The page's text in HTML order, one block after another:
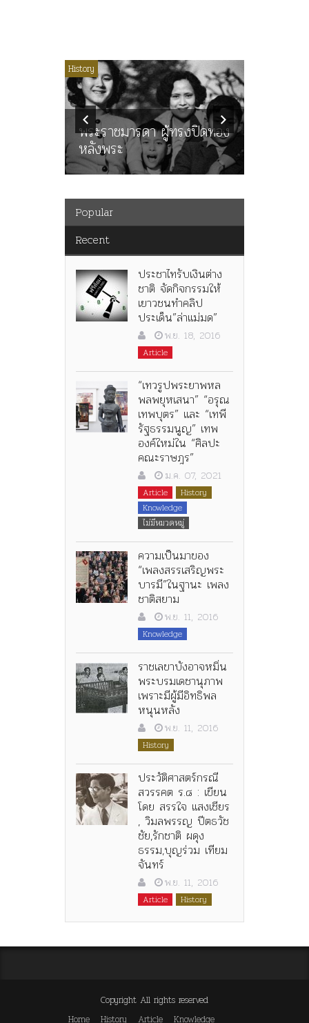
History
พระราชมารดา ผู้ทรงปิดทอง
หลังพระ
Popular
Recent
ประชาไทรับเงินต่าง
ชาติ จัดกิจกรรมให้
เยาวชนทำคลิป
ประเด็น”ล่าแม่มด”
พ.ย. 18, 2016
Article
“เทวรูปพระยาพหล
พลพยุหเสนา” “อรุณ
เทพบุตร” และ “เทพี
รัฐธรรมนูญ” เทพ
องค์ใหม่ใน “ศิลปะ
คณะราษฎร”
ม.ค. 07, 2021
Article
History
Knowledge
ไม่มีหมวดหมู่
ความเป็นมาของ
“เพลงสรรเสริญพระ
บารมี”ในฐานะ เพลง
ชาติสยาม
พ.ย. 11, 2016
Knowledge
ราชเลขาบังอาจหมิ่น
พระบรมเดชานุภาพ
เพราะมีผู้มีอิทธิพล
หนุนหลัง
พ.ย. 11, 2016
History
ประวัติศาสตร์กรณี
สวรรคต ร.๘ : เขียน
โดย สรรใจ แสงเชียร
, วิมลพรรญ ปีตธวัช
ชัย,รักชาติ ผดุง
ธรรม,บุญร่วม เทียม
จันทร์
พ.ย. 11, 2016
Article History
Copyright All rights reserved
Home
History Article
Knowledge